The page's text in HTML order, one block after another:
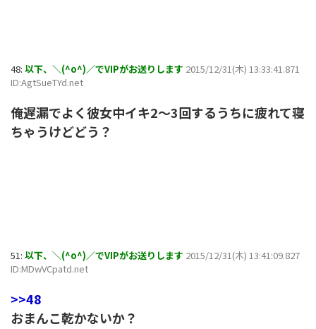
48: 以下、＼(^o^)／でVIPがお送りします 2015/12/31(木) 13:33:41.871
ID:AgtSueTYd.net
俺遅漏でよく彼女中イキ2～3回するうちに疲れて寝
ちゃうけどどう？
51: 以下、＼(^o^)／でVIPがお送りします 2015/12/31(木) 13:41:09.827
ID:MDwVCpatd.net
>>48
おまんこ乾かないか？